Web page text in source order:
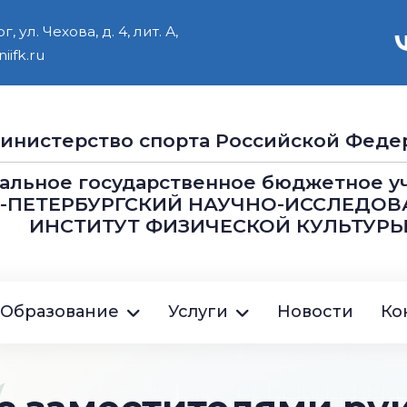
ул. Чехова, д. 4, лит. А,
cпорта Российской
государственное бюджетное
ПЕТЕРБУРГСКИЙ НАУЧНО-
ИНСТИТУТ ФИЗИЧЕСКОЙ
Образование Услуги Новости